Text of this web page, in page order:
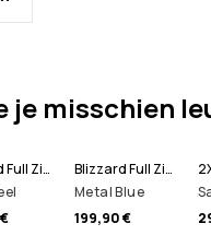
je misschien
Blizzard Full Zip Snowboard jas Heren
Blizzard Full Zip Ski jas Heren
Metal Blue
199,90 €